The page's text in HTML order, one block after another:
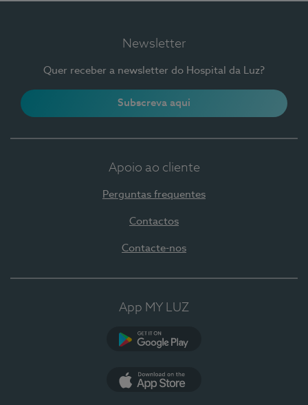
Newsletter
Quer receber a newsletter do Hospital da Luz?
Subscreva aqui
Apoio ao cliente
Perguntas frequentes
Contactos
Contacte-nos
App MY LUZ